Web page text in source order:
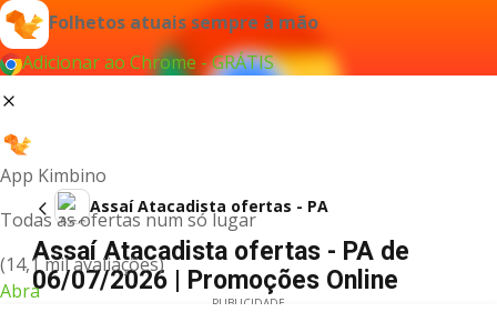
Folhetos atuais sempre à mão
Adicionar ao Chrome - GRÁTIS
App Kimbino
Todas as ofertas num só lugar
(14,1 mil avaliações)
Abra
Assaí Atacadista ofertas - PA
Assaí Atacadista ofertas - PA de
06/07/2026 | Promoções Online
PUBLICIDADE